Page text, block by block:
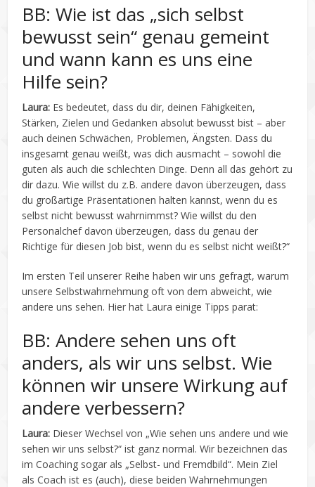
BB: Wie ist das „sich selbst
bewusst sein“ genau gemeint
und wann kann es uns eine
Hilfe sein?
Laura: Es bedeutet, dass du dir, deinen Fähigkeiten,
Stärken, Zielen und Gedanken absolut bewusst bist – aber
auch deinen Schwächen, Problemen, Ängsten. Dass du
insgesamt genau weißt, was dich ausmacht – sowohl die
guten als auch die schlechten Dinge. Denn all das gehört zu
dir dazu. Wie willst du z.B. andere davon überzeugen, dass
du großartige Präsentationen halten kannst, wenn du es
selbst nicht bewusst wahrnimmst? Wie willst du den
Personalchef davon überzeugen, dass du genau der
Richtige für diesen Job bist, wenn du es selbst nicht weißt?“
Im ersten Teil unserer Reihe haben wir uns gefragt, warum
unsere Selbstwahrnehmung oft von dem abweicht, wie
andere uns sehen. Hier hat Laura einige Tipps parat:
BB: Andere sehen uns oft
anders, als wir uns selbst. Wie
können wir unsere Wirkung auf
andere verbessern?
Laura: Dieser Wechsel von „Wie sehen uns andere und wie
sehen wir uns selbst?“ ist ganz normal. Wir bezeichnen das
im Coaching sogar als „Selbst- und Fremdbild“. Mein Ziel
als Coach ist es (auch), diese beiden Wahrnehmungen